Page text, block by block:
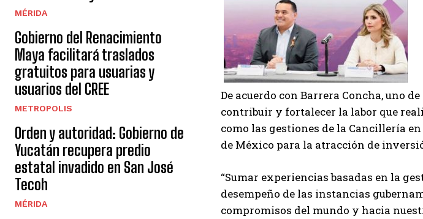
MÉRIDA
Gobierno del Renacimiento
Maya facilitará traslados
gratuitos para usuarias y
usuarios del CREE
METROPOLIS
Orden y autoridad: Gobierno de
Yucatán recupera predio
estatal invadido en San José
Tecoh
MÉRIDA
De acuerdo con Barrera Concha, uno
contribuir y fortalecer la labor que
como las gestiones de la Cancillería
de México para la atracción de
“Sumar experiencias basadas en la
desempeño de las instancias
compromisos del mundo y hacia